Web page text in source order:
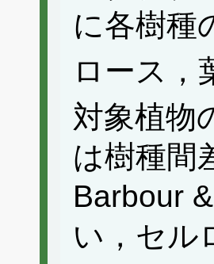
に各樹種
ロース，
対象植物
は樹種間
Barbour
い，セル